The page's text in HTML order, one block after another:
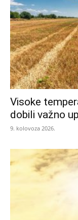
Visoke
dobili važno
9. kolovoza 2026.